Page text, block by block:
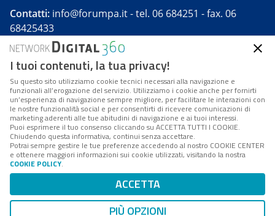
Contatti: info@forumpa.it- tel. 06 684251 - fax. 06
68425433
Forumpa.itè una pubblicazione telematica iscritta
presso Registro della stampa del Tribunale di Roma -
Reg. n. 182 del 2 maggio 2008 - Direttore resp. Michela
Stentella
FPA s.r.l. è società soggetta a Direzione e
Coordinamento da parte di Digital360 S.p.A. - FPA s.r.l.
è un'azienda certificata per il sistema di management
Codice Fiscale/Partita IVA n. 10693191008 - R.E.A. Roma
n. 1249791. ISP AWS
Mappa del sito
I tuoi contenuti, la tua privacy!
Su questo sito utilizziamo cookie tecnici necessari alla navigazione e
funzionali all’erogazione del servizio. Utilizziamo i cookie anche per fornirti
un’esperienza di navigazione sempre migliore, per facilitare le interazioni con
le nostre funzionalità social e per consentirti di ricevere comunicazioni di
marketing aderenti alle tue abitudini di navigazione e ai tuoi interessi.
Puoi esprimere il tuo consenso cliccando su ACCETTA TUTTI I COOKIE.
Chiudendo questa informativa, continui senza accettare.
Potrai sempre gestire le tue preferenze accedendo al nostro COOKIE CENTER
e ottenere maggiori informazioni sui cookie utilizzati, visitando la nostra
COOKIE POLICY.
ACCETTA
PIÙ OPZIONI